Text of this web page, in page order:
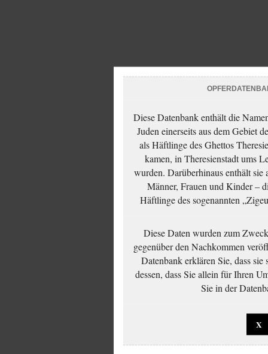
Diese Datenbank enthält die
Juden einerseits aus dem Gebiet
als Häftlinge des Ghettos
kamen, in Theresienstadt ums
wurden. Darüberhinaus enthält
Männer, Frauen und Kinder –
Häftlinge des sogenannten
Diese Daten wurden zum
gegenüber den Nachkommen
Datenbank erklären Sie, dass sie
dessen, dass Sie allein für Ihren
Sie in der
X